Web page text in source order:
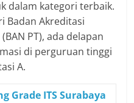
dalam kategori terbaik.
Badan Akreditasi
PT), ada delapan
di perguruan tinggi
A.
Grade ITS Surabaya